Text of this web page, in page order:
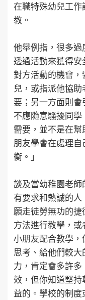
在職特殊幼兒工
教。
他舉例指，很多過
透過活動來獲得
對方活動的機會
兒，或指派他協
要；另一方面則會
不應隨意騷擾同
需要，並不是在
朋友學會在處理
衡。」
談及當幼稚園老
有要求和熱誠的
願走徒勞無功的
方法進行教學，
小朋友配合教學
思考、給他們較
力，肯定會多許
效，但你知道堅
益的。學校的制